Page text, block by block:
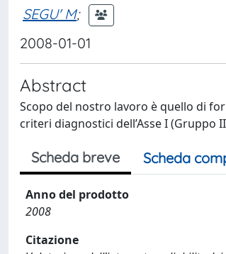
SEGU' M;
2008-01-01
Abstract
Scopo del nostro lavoro è quello di
criteri diagnostici dell’Asse I (Gruppo
Scheda breve Scheda
Anno del prodotto
2008
Citazione